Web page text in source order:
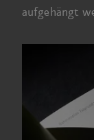
aufgehängt